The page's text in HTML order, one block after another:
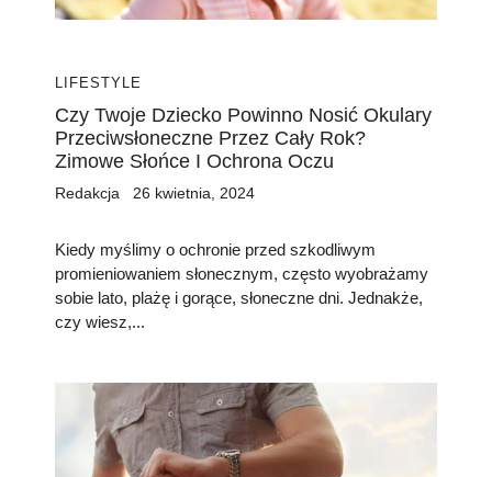
LIFESTYLE
Czy Twoje Dziecko Powinno Nosić Okulary
Przeciwsłoneczne Przez Cały Rok?
Zimowe Słońce I Ochrona Oczu
Redakcja 26 kwietnia, 2024
Kiedy myślimy o ochronie przed szkodliwym
promieniowaniem słonecznym, często wyobrażamy
sobie lato, plażę i gorące, słoneczne dni. Jednakże,
czy wiesz,...